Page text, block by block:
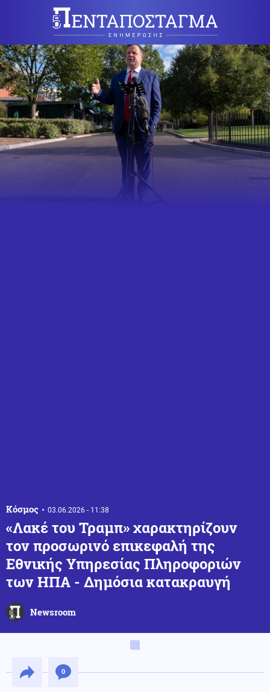
Κόσμος 03.06.2026 - 11:38
«Λακέ του Τραμπ» χαρακτηρίζουν
τον προσωρινό επικεφαλή της
Εθνικής Υπηρεσίας Πληροφοριών
των ΗΠΑ - Δημόσια κατακραυγή
Newsroom
0